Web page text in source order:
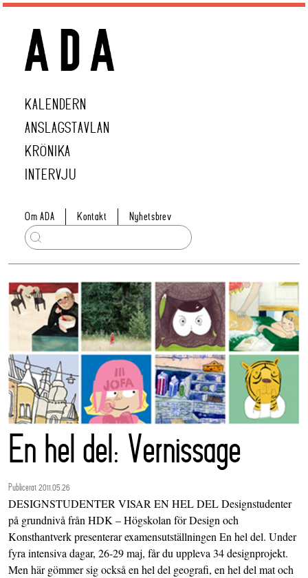
KALENDERN
ANSLAGSTAVLAN
KRÖNIKA
INTERVJU
Om ADA Kontakt Nyhetsbrev
En hel del: Vernissage
Publicerat 2011.05.26
DESIGNSTUDENTER VISAR EN HEL DEL Designstudenter
på grundnivå från HDK – Högskolan för Design och
Konsthantverk presenterar examensutställningen En hel del. Under
fyra intensiva dagar, 26-29 maj, får du uppleva 34 designprojekt.
Men här gömmer sig också en hel del geografi, en hel del mat och